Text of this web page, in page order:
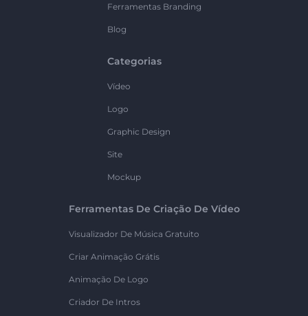
Ferramentas Branding
Blog
Categorias
Vídeo
Logo
Graphic Design
Site
Mockup
Ferramentas De Criação De Vídeo
Visualizador De Música Gratuito
Criar Animação Grátis
Animação De Logo
Criador De Intros